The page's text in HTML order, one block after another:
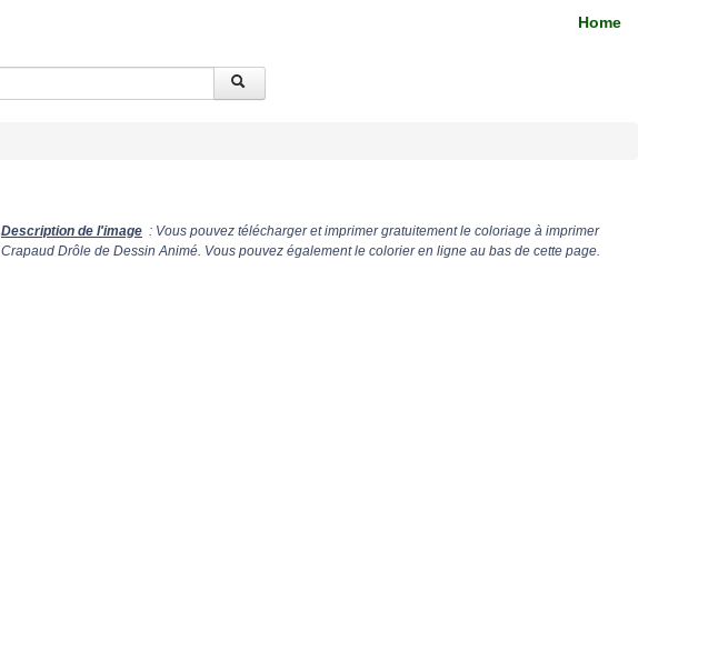
Home
Description de l'image : Vous pouvez télécharger et imprimer gratuitement le coloriage à imprimer
Crapaud Drôle de Dessin Animé. Vous pouvez également le colorier en ligne au bas de cette page.